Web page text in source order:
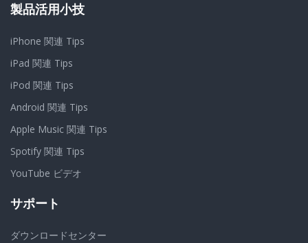
製品活用小技
iPhone 関連 Tips
iPad 関連 Tips
iPod 関連 Tips
Android 関連 Tips
Apple Music 関連 Tips
Spotify 関連 Tips
YouTube ビデオ
サポート
ダウンロードセンター